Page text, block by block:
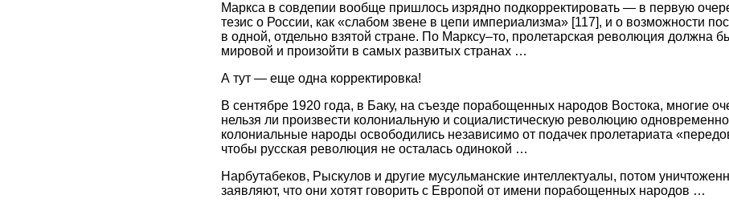
Маркса в совдепии вообще пришлось изрядно подкорректировать — в первую
тезис о России, как «слабом звене в цепи империализма» [117], и о возможности
в одной, отдельно взятой стране. По Марксу–то, пролетарская революция должна
мировой и произойти в самых развитых странах …
А тут — еще одна корректировка!
В сентябре 1920 года, в Баку, на съезде порабощенных народов Востока, многие
нельзя ли произвести колониальную и социалистическую революцию
колониальные народы освободились независимо от подачек пролетариата
чтобы русская революция не осталась одинокой …
Нарбутабеков, Рыскулов и другие мусульманские интеллектуалы, потом
заявляют, что они хотят говорить с Европой от имени порабощенных народов …